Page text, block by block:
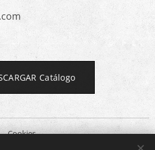
Catálogo
Cookies